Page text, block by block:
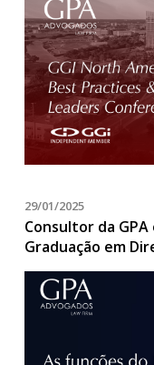
29/01/2025
Consultor da
Graduação em